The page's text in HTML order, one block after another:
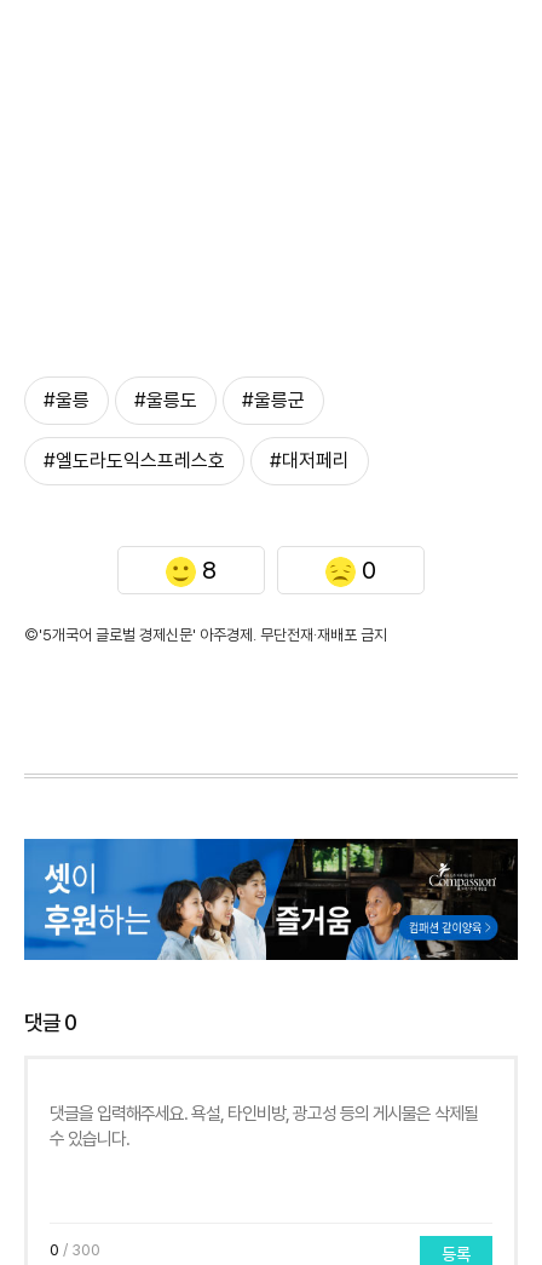
#울릉 #울릉도 #울릉군
#엘도라도익스프레스호 #대저페리
8 0
©'5개국어 글로벌 경제신문' 아주경제. 무단전재·재배포 금지
댓글0
0 / 300 등록